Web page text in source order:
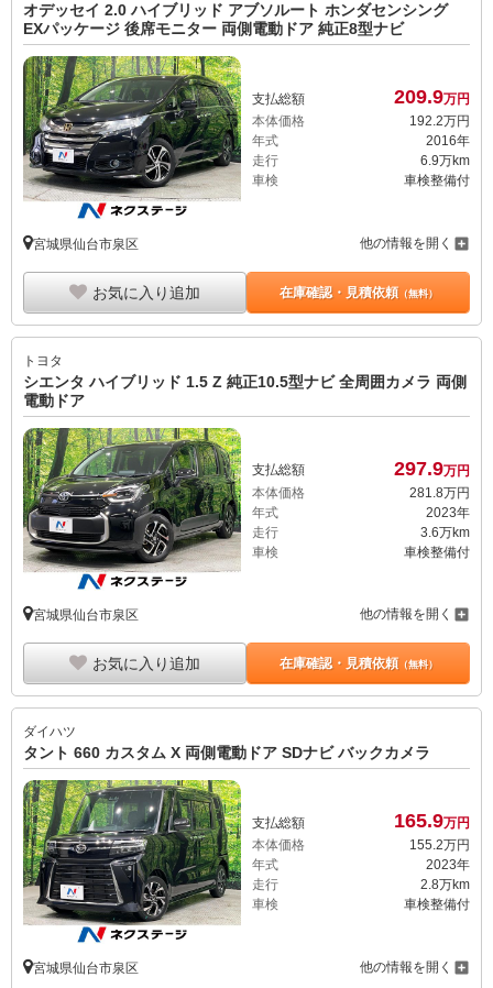
オデッセイ 2.0 ハイブリッド アブソルート ホンダセンシング
EXパッケージ 後席モニター 両側電動ドア 純正8型ナビ
支払総額 209.9万円
本体価格
192.2万円
年式
2016年
走行
6.9万km
車検
車検整備付
宮城県仙台市泉区 他の情報を開く
お気に入り追加 在庫確認・見積依頼（無料）
トヨタ
シエンタ ハイブリッド 1.5 Z 純正10.5型ナビ 全周囲カメラ 両側
電動ドア
支払総額 297.9万円
本体価格
281. 8万円
年式
2023年
走行
3.6万km
車検
車検整備付
宮城県仙台市泉区 他の情報を開く
お気に入り追加 在庫確認・見積依頼（無料）
ダイハツ
タント 660 カスタム X 両側電動ドア SDナビ バックカメラ
支払総額 165.9万円
本体価格
155.2万円
年式
2023年
走行
2.8万km
車検
車検整備付
宮城県仙台市泉区 他の情報を開く